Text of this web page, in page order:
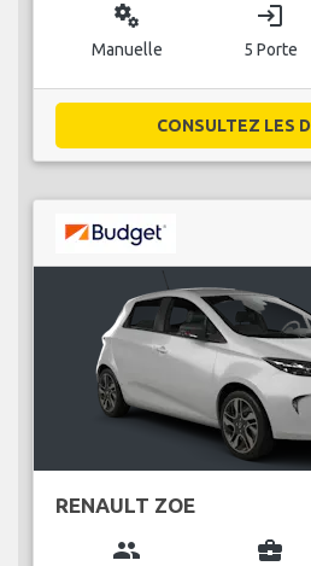
miscellaneous_services
Manuelle
login
5 Porte
CONSULTEZ LES
RENAULT ZOE
group business_center